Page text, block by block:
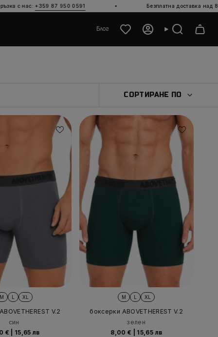
950 0591 · Безплатна доставка над 80€ ·
Блог АкаунтТърсене
ПО
СОРТИРАНЕ ПО
M XL
V.2
син
€
15,65 лв
M XL
боксерки ABOVETHEREST V.2
зелен
8,00 €
15,65 лв